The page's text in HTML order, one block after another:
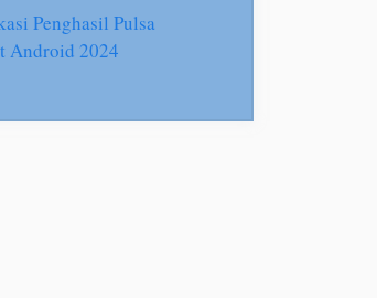
Penghasil Pulsa
Android 2024